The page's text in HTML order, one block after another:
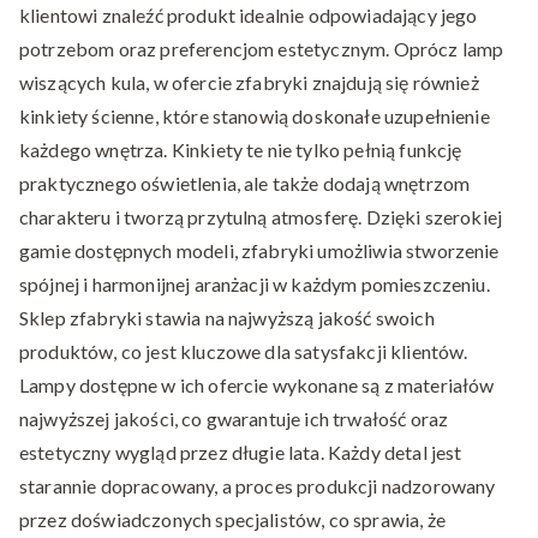
klientowi znaleźć produkt idealnie odpowiadający jego
potrzebom oraz preferencjom estetycznym. Oprócz lamp
wiszących kula, w ofercie zfabryki znajdują się również
kinkiety ścienne, które stanowią doskonałe uzupełnienie
każdego wnętrza. Kinkiety te nie tylko pełnią funkcję
praktycznego oświetlenia, ale także dodają wnętrzom
charakteru i tworzą przytulną atmosferę. Dzięki szerokiej
gamie dostępnych modeli, zfabryki umożliwia stworzenie
spójnej i harmonijnej aranżacji w każdym pomieszczeniu.
Sklep zfabryki stawia na najwyższą jakość swoich
produktów, co jest kluczowe dla satysfakcji klientów.
Lampy dostępne w ich ofercie wykonane są z materiałów
najwyższej jakości, co gwarantuje ich trwałość oraz
estetyczny wygląd przez długie lata. Każdy detal jest
starannie dopracowany, a proces produkcji nadzorowany
przez doświadczonych specjalistów, co sprawia, że